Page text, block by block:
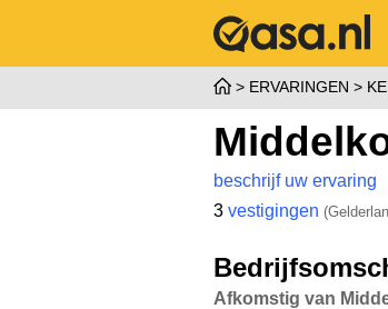
ERVARINGEN
beschrijf uw ervaring
3 vestigingen
Afkomstig van